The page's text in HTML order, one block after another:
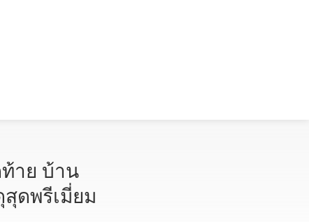
าย บ้าน
ดพรีเมี่ยม